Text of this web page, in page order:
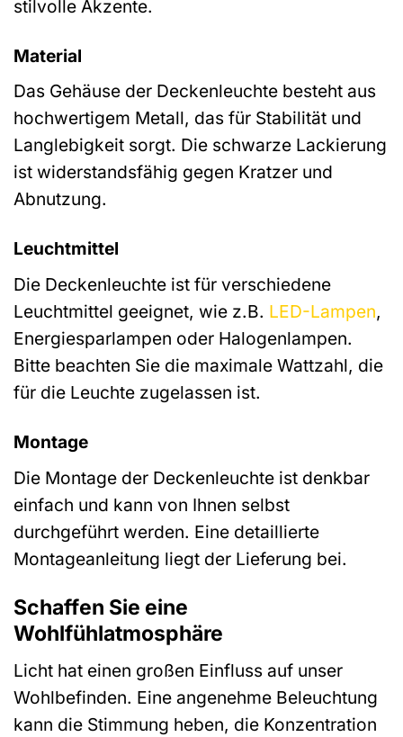
stilvolle Akzente.
Material
Das Gehäuse der Deckenleuchte besteht aus
hochwertigem Metall, das für Stabilität und
Langlebigkeit sorgt. Die schwarze Lackierung
ist widerstandsfähig gegen Kratzer und
Abnutzung.
Leuchtmittel
Die Deckenleuchte ist für verschiedene
Leuchtmittel geeignet, wie z.B. LED-Lampen,
Energiesparlampen oder Halogenlampen.
Bitte beachten Sie die maximale Wattzahl, die
für die Leuchte zugelassen ist.
Montage
Die Montage der Deckenleuchte ist denkbar
einfach und kann von Ihnen selbst
durchgeführt werden. Eine detaillierte
Montageanleitung liegt der Lieferung bei.
Schaffen Sie eine
Wohlfühlatmosphäre
Licht hat einen großen Einfluss auf unser
Wohlbefinden. Eine angenehme Beleuchtung
kann die Stimmung heben, die Konzentration